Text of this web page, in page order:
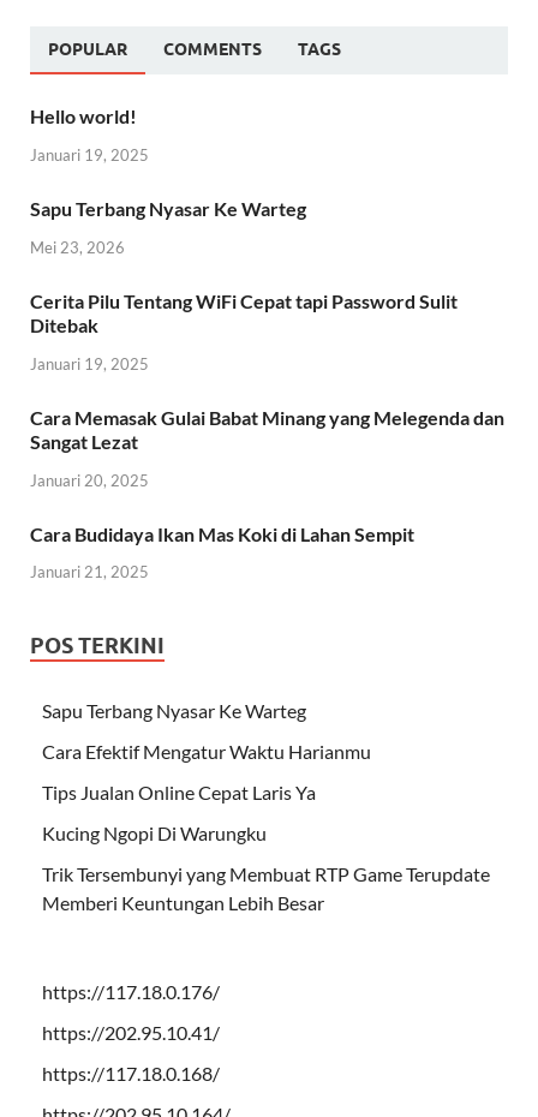
POPULAR COMMENTS TAGS
Hello world!
Januari 19, 2025
Sapu Terbang Nyasar Ke Warteg
Mei 23, 2026
Cerita Pilu Tentang WiFi Cepat tapi Password Sulit
Ditebak
Januari 19, 2025
Cara Memasak Gulai Babat Minang yang Melegenda dan
Sangat Lezat
Januari 20, 2025
Cara Budidaya Ikan Mas Koki di Lahan Sempit
Januari 21, 2025
POS TERKINI
Sapu Terbang Nyasar Ke Warteg
Cara Efektif Mengatur Waktu Harianmu
Tips Jualan Online Cepat Laris Ya
Kucing Ngopi Di Warungku
Trik Tersembunyi yang Membuat RTP Game Terupdate
Memberi Keuntungan Lebih Besar
https://117.18.0.176/
https://202.95.10.41/
https://117.18.0.168/